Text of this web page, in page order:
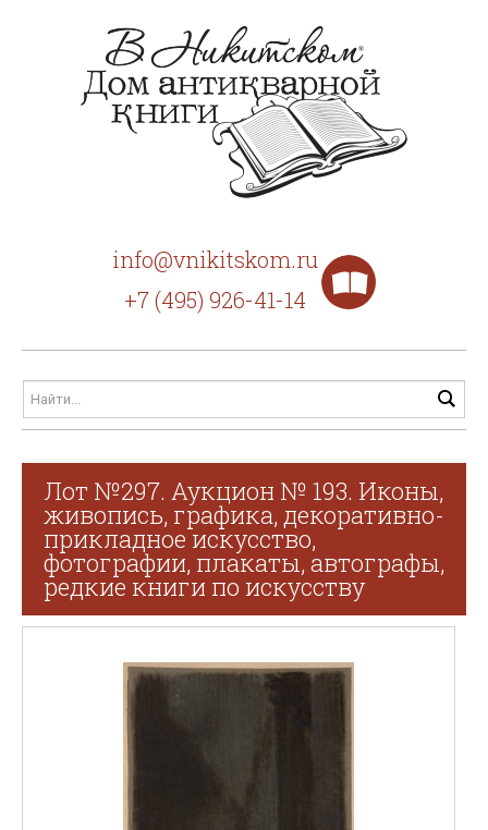
info@vnikitskom.ru
+7 (495) 926-41-14
Лот №297. Аукцион № 193. Иконы,
живопись, графика, декоративно-
прикладное искусство,
фотографии, плакаты, автографы,
редкие книги по искусству